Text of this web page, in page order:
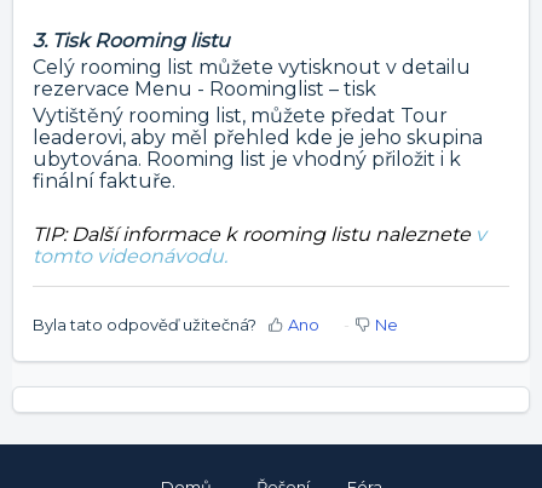
3. Tisk Rooming listu
Celý rooming list můžete vytisknout v detailu
rezervace Menu - Roominglist – tisk
Vytištěný rooming list, můžete předat Tour
leaderovi, aby měl přehled kde je jeho skupina
ubytována. Rooming list je vhodný přiložit i k
finální faktuře.
TIP: Další informace k rooming listu naleznete v
tomto videonávodu.
Byla tato odpověď užitečná? Ano Ne